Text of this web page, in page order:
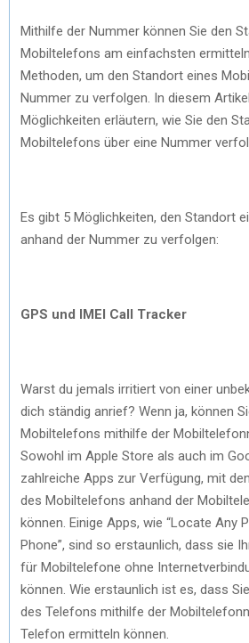
Mithilfe der Nummer können Sie den
Mobiltelefons am einfachsten
Methoden, um den Standort eines
Nummer zu verfolgen. In diesem
Möglichkeiten erläutern, wie Sie den
Mobiltelefons über eine Nummer
Es gibt 5 Möglichkeiten, den Standort
anhand der Nummer zu verfolgen:
GPS und IMEI Call Tracker
Warst du jemals irritiert von einer
dich ständig anrief? Wenn ja, können
Mobiltelefons mithilfe der
Sowohl im Apple Store als auch im
zahlreiche Apps zur Verfügung, mit
des Mobiltelefons anhand der
können. Einige Apps, wie “Locate Any
Phone”, sind so erstaunlich, dass sie
für Mobiltelefone ohne
können. Wie erstaunlich ist es, dass
des Telefons mithilfe der
Telefon ermitteln können.